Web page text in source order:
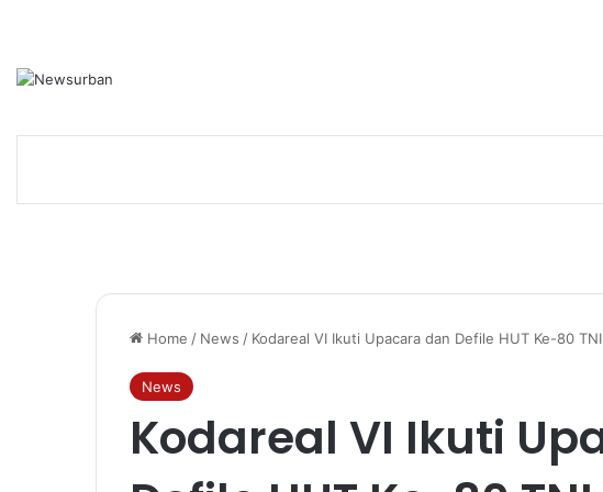
Home / News / Kodareal VI Ikuti Upacara dan Defile HUT Ke-80
News
Kodareal VI Ikuti